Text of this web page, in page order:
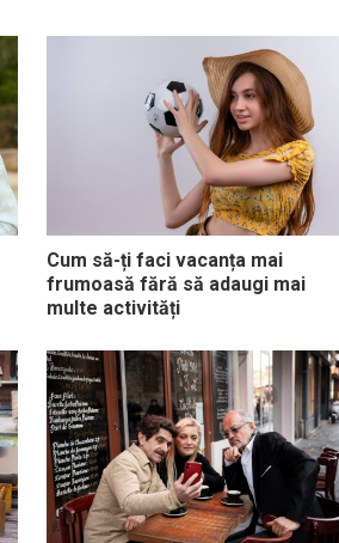
Cum să-ți faci vacanța mai
frumoasă fără să adaugi mai
multe activități